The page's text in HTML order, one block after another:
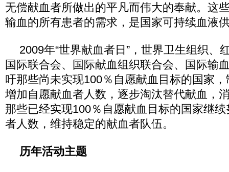
无偿献血者所做出的平凡而伟大的奉献。这
输血的所有患者的需求，是国家可持续血液
2009年“世界献血者日”，世界卫生组织、
国际联合会、国际献血组织联合会、国际输
吁那些尚未实现100％自愿献血目标的国家
增加自愿献血者人数，逐步淘汰替代献血，
那些已经实现100％自愿献血目标的国家继
者人数，维持稳定的献血者队伍。
历年活动主题